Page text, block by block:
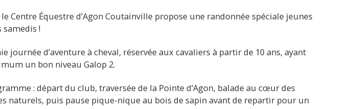
le Centre Équestre d’Agon Coutainville propose une randonnée spéciale jeunes
samedis !
journée d’aventure à cheval, réservée aux cavaliers à partir de 10 ans, ayant
un bon niveau Galop 2.
: départ du club, traversée de la Pointe d’Agon, balade au cœur des
naturels, puis pause pique-nique au bois de sapin avant de repartir pour un